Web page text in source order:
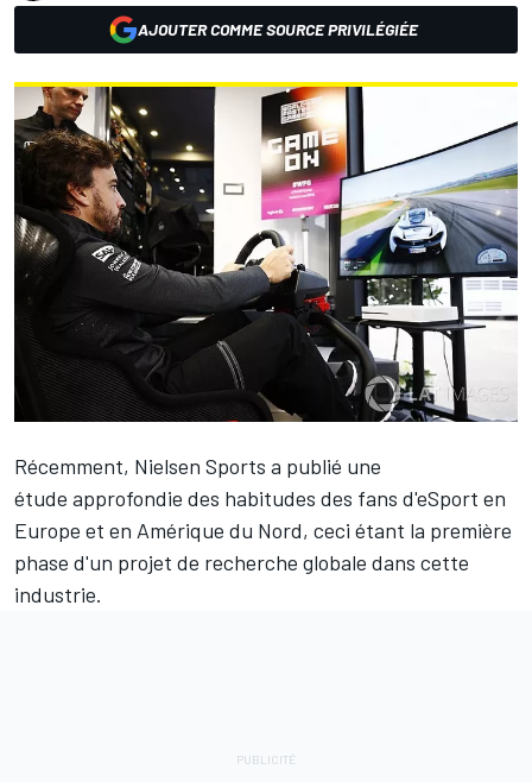
AJOUTER COMME SOURCE PRIVILÉGIÉE
Récemment, Nielsen Sports a publié une
étude approfondie des habitudes des fans d'eSport en
Europe et en Amérique du Nord, ceci étant la première
phase d'un projet de recherche globale dans cette
industrie.